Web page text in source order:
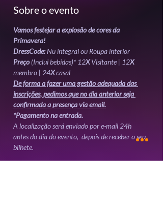
Sobre o evento
Vamos festejar a explosão de cores da
Primavera!
DressCode: Nu integral ou Roupa interior
Preço (Inclui bebidas)* 12X Visitante | 12X
membro | 24X casal
De forma a fazer uma gestão adequada das
inscrições, pedimos que no dia anterior seja
confirmada a presença via email.
*Pagamento na entrada.
A localização será enviado por e-mail 24h
antes do dia do evento,  depois de receber o seu
bilhete.
Mostrar mais